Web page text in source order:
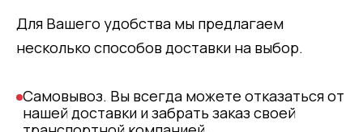
Для Вашего удобства мы предлагаем
несколько способов доставки на выбор.
Самовывоз. Вы всегда можете отказаться от
нашей доставки и забрать заказ своей